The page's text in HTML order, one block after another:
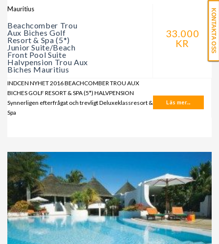
Mauritius
Beachcomber Trou
Aux Biches Golf
Resort & Spa (5*)
Junior Suite/Beach
Front Pool Suite
Halvpension Trou Aux
Biches Mauritius
33.000
KR
INDCEN NYHET 2016 BEACHCOMBER TROU AUX
BICHES GOLF RESORT & SPA (5*) HALVPENSION
Synnerligen efterfrågat och trevligt Deluxeklassresort &
Spa
Läs mer...
KONTAKTA OSS